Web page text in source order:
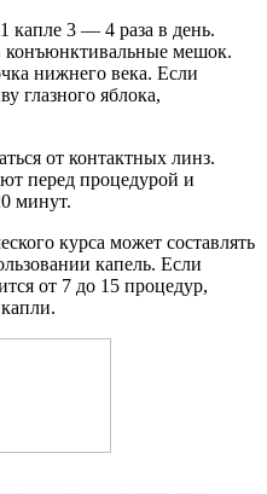
капле 3 — 4 раза в день.
конъюнктивальные мешок.
нижнего века. Если
глазного яблока,
от контактных линз.
перед процедурой и
минут.
курса может составлять
капель. Если
от 7 до 15 процедур,